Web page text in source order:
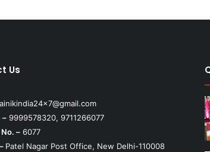
Us
–9999578320, 9711266077
–6077
Patel Nagar Post Office, New Delhi-110008